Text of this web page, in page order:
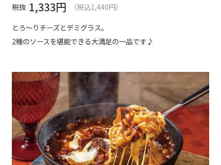
税抜 1,333円
（税込1,440円）
とろ～りチーズとデミグラス。
2種のソースを堪能できる大満足の一品です♪